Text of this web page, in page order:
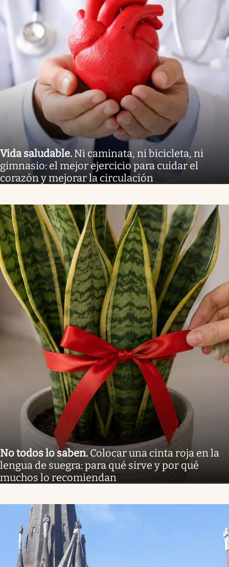
Vida saludable. Ni caminata, ni bicicleta, ni
gimnasio: el mejor ejercicio para cuidar el
corazón y mejorar la circulación
No todos lo saben.Colocar una cinta roja en la
lengua de suegra: para qué sirve y por qué
muchos lo recomiendan